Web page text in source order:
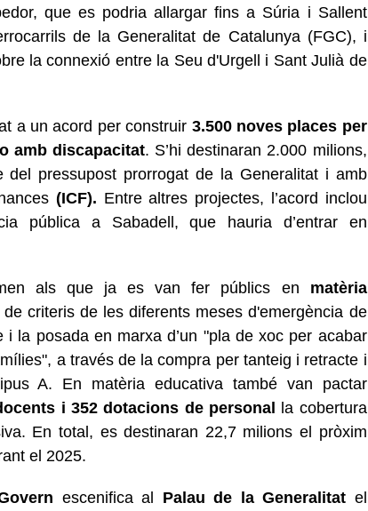
que es podria allargar fins a Súria i Sallent
de la Generalitat de Catalunya (FGC), i
la connexió entre la Seu d'Urgell i Sant Julià de
a un acord per construir 3.500 noves places per
amb discapacitat. S’hi destinaran 2.000 milions,
del pressupost prorrogat de la Generalitat i amb
(ICF). Entre altres projectes, l’acord inclou
pública a Sabadell, que hauria d’entrar en
als que ja es van fer públics en matèria
criteris de les diferents meses d'emergència de
i la posada en marxa d’un "pla de xoc per acabar
a través de la compra per tanteig i retracte i
A. En matèria educativa també van pactar
i 352 dotacions de personal la cobertura
En total, es destinaran 22,7 milions el pròxim
el 2025.
escenifica al Palau de la Generalitat el